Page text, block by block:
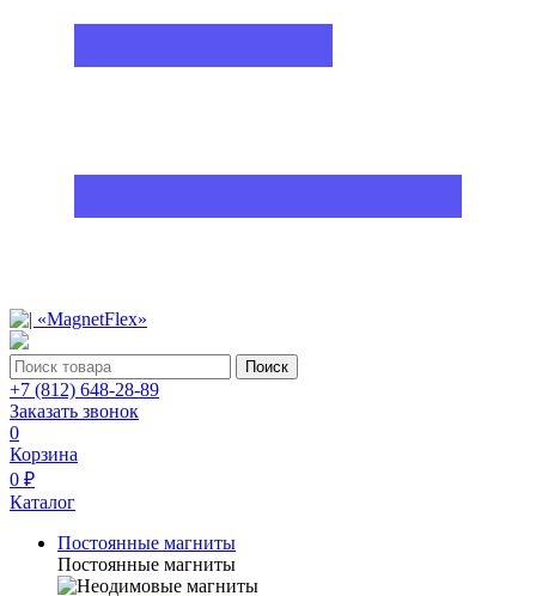
Поиск
+7 (812) 648-28-89
Заказать звонок
0
Корзина
0 ₽
Каталог
Постоянные магниты
Постоянные магниты